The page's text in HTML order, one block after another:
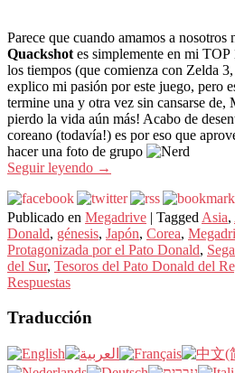
Parece que cuando amamos a
Quackshot es simplemente en mi
los tiempos (que comienza con Zelda
explico mi pasión por este juego, pero
termine una y otra vez sin cansarse de,
pierdo la vida aún más! Acabo de
coreano (todavía!) es por eso que
hacer una foto de grupo
Seguir leyendo →
Publicado en Megadrive | Tagged Asia,
Donald, génesis, Japón, Corea,
Protagonizada por el Pato Donald, Sega
del Sur, Tesoros del Pato Donald del
Respuestas
Traducción